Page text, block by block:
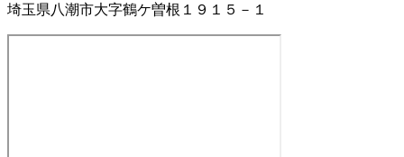
埼玉県八潮市大字鶴ケ曽根１９１５－１